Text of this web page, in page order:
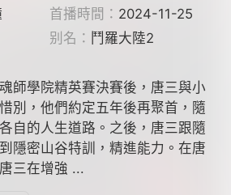
首播時間： 2024-11-25
别名： 鬥羅大陸2
師學院精英賽決賽後，唐三與小
別，他們約定五年後再聚首，隨
自的人生道路。之後，唐三跟隨
隱密山谷特訓，精進能力。在唐
三在增強 ...